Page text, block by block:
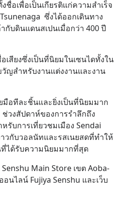
ชื่อเพื่อเป็นเกียรติแก่ความสำเร็จ
ซึ่งได้ออกเดินทาง
กับดินแดนสเปนเมื่อกว่า 400 ปี
เสียงซึ่งเป็นที่นิยมในเซนไดทั้งใน
ญสำหรับงานแต่งงานและงาน
อทีละชิ้นและยิ่งเป็นที่นิยมมาก
วงสัปดาห์ของการรำลึกถึง
รับการเที่ยวชมเมือง Sendai
วกับวอลนัทและรสเนยสดที่ทำให้
ได้รับความนิยมมากที่สุด
Main Store เขต Aoba-
นไลน์ Fujiya Senshu และเว็บ